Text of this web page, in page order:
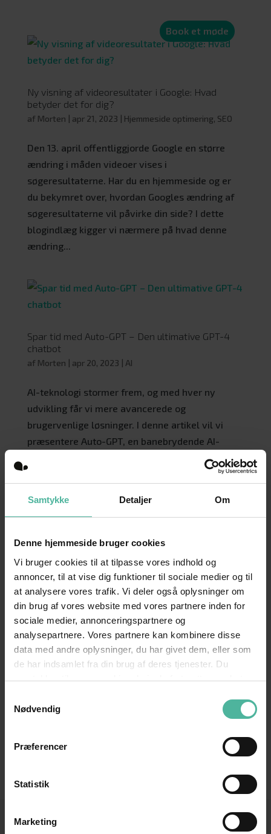
Samtykke Detaljer Om
Denne hjemmeside bruger cookies
Vi bruger cookies til at tilpasse vores indhold og
annoncer, til at vise dig funktioner til sociale medier og til
at analysere vores trafik. Vi deler også oplysninger om
din brug af vores website med vores partnere inden for
sociale medier, annonceringspartnere og
analysepartnere. Vores partnere kan kombinere disse
data med andre oplysninger, du har givet dem, eller som
de har indsamlet fra din brug af deres tjenester. Du
samtykker til vores cookies, hvis du fortsætter med at
Nødvendig
Præferencer
Statistik
Marketing
Book et møde
Ny visning af videoresultater i Google: Hvad
betyder det for dig?
af Morten apr 21, 2023 Hjemmeside optimering, SEO
Den 13. april offentliggjorde Google en større
ændring i måden videoer vises i
søgeresultaterne. Har du en hjemmeside og er
du bekymret over, hvordan Googles ændring af
søgeresultaterne vil påvirke din side? I dette
blogindlæg kigger vi nærmere på hvad denne
ændring...
Spar tid med Auto-GPT – Den ultimative GPT-4
chatbot
af Morten apr 20, 2023 AI
AI-teknologi stormer frem, og med hver ny
udvikling får vi mere avancerede og
brugervenlige løsninger. I denne artikel vil vi
præsentere Auto-GPT, en banebrydende AI-
chatbot, der kan gøre livet lettere for dig der
arbejder med digital markedsføring. Auto-GPT er
betyder det for dig?
Spar tid med Auto-GPT – Den ultimative GPT-4
chatbot
Undgå de typiske SEO-fejl
Video-SEO øger din konverteringsrate
3 vigtige grunde til at skifte til HTTPS
Implementer GTIN på din webshop
Hvilke metrics har du for dine KPI’er?